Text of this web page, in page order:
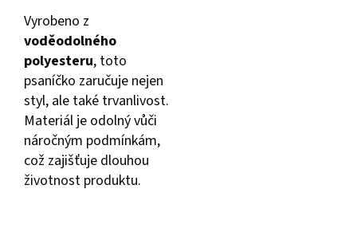
Vyrobeno z
voděodolného
polyesteru, toto
psaníčko zaručuje nejen
styl, ale také trvanlivost.
Materiál je odolný vůči
náročným podmínkám,
což zajišťuje dlouhou
životnost produktu.